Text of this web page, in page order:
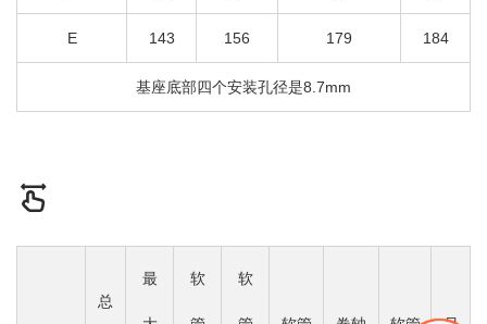
E 143 156 179 184
基座底部四个安装孔径是8.7mm
总
最 软 软